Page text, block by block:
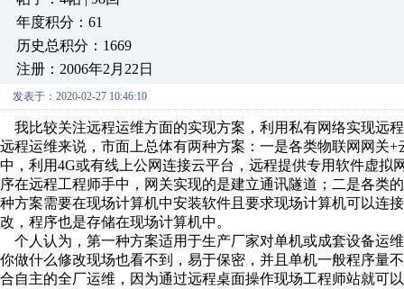
年度积分：61
历史总积分：1669
注册：2006年2月22日
发表于：2020-02-27 10:46:10
我比较关注远程运维方面的实现方案，利用私有网络实现远
远程运维来说，市面上总体有两种方案：一是各类物联网网关
中，利用4G或有线上公网连接云平台，远程提供专用软件虚
序在远程工程师手中，网关实现的是建立通讯隧道；二是各类
种方案需要在现场计算机中安装软件且要求现场计算机可以连
改，程序也是存储在现场计算机中。
个人认为，第一种方案适用于生产厂家对单机或成套设备运
你做什么修改现场也看不到，易于保密，并且单机一般程序量
合自主的全厂运维，因为通过远程桌面操作现场工程师站就可